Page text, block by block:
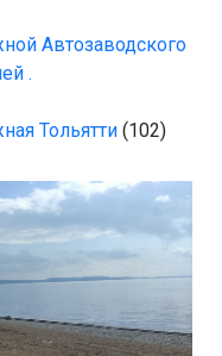
Автозаводского
.
Тольятти (102)